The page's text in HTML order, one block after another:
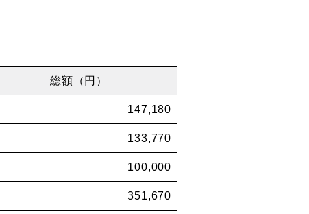
総額（円）
147,180
133,770
100,000
351,670